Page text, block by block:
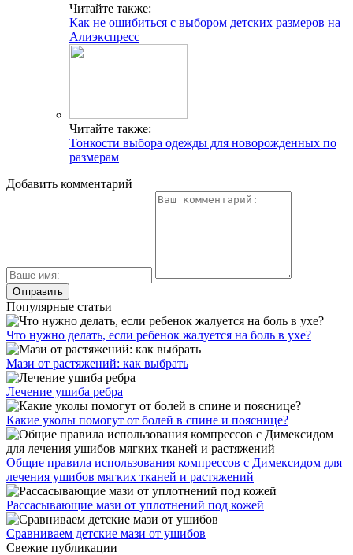
Читайте также:
Как не ошибиться с выбором детских размеров на
Алиэкспресс
Читайте также:
Тонкости выбора одежды для новорожденных по
размерам
Добавить комментарий
Популярные статьи
Что нужно делать, если ребенок жалуется на боль в ухе?
Мази от растяжений: как выбрать
Лечение ушиба ребра
Какие уколы помогут от болей в спине и пояснице?
Общие правила использования компрессов с Димексидом для
лечения ушибов мягких тканей и растяжений
Рассасывающие мази от уплотнений под кожей
Сравниваем детские мази от ушибов
Свежие публикации